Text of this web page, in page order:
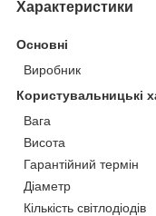
Характеристики
Основні
Виробник
Користувальницькі
Вага
Висота
Гарантійний термін
Діаметр
Кількість світлодіодів